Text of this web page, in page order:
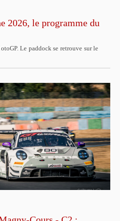
2026, le programme du
Le paddock se retrouve sur le